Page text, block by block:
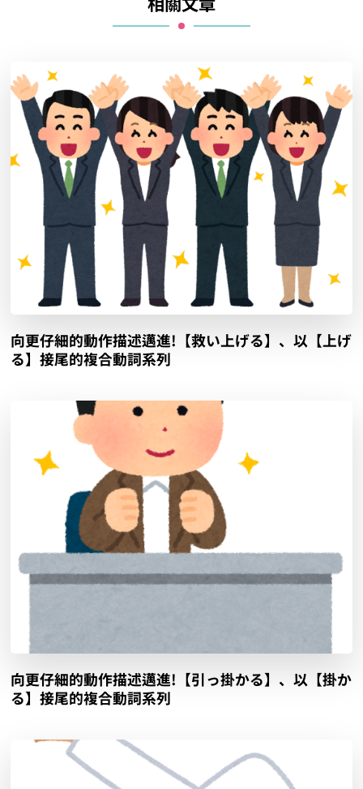
向更仔細的動作描述邁進!【救い上げる】、以【上げ
る】接尾的複合動詞系列
向更仔細的動作描述邁進!【引っ掛かる】、以【掛か
る】接尾的複合動詞系列